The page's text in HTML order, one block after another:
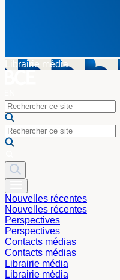
Librairie média
Nouvelles récentes
Nouvelles récentes
Perspectives
Perspectives
Contacts médias
Contacts médias
Librairie média
Librairie média